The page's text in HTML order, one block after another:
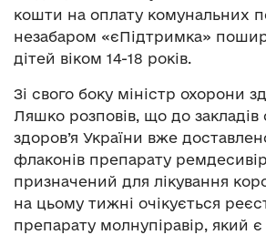
кошти на оплату комунальних
незабаром «єПідтримка»
дітей віком 14-18 років.
Зі свого боку міністр охорони
Ляшко розповів, що до закладів
здоров’я України вже
флаконів препарату
призначений для лікування
на цьому тижні очікується
препарату молнупіравір, який